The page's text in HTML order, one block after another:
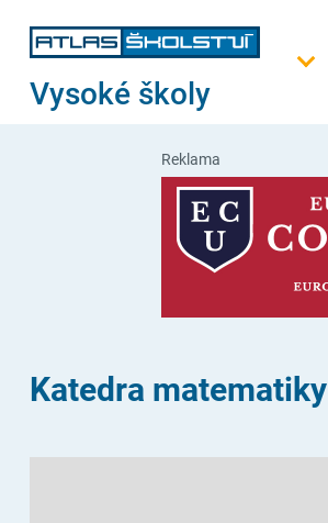
Vysoké školy
Reklama
Katedra matematiky